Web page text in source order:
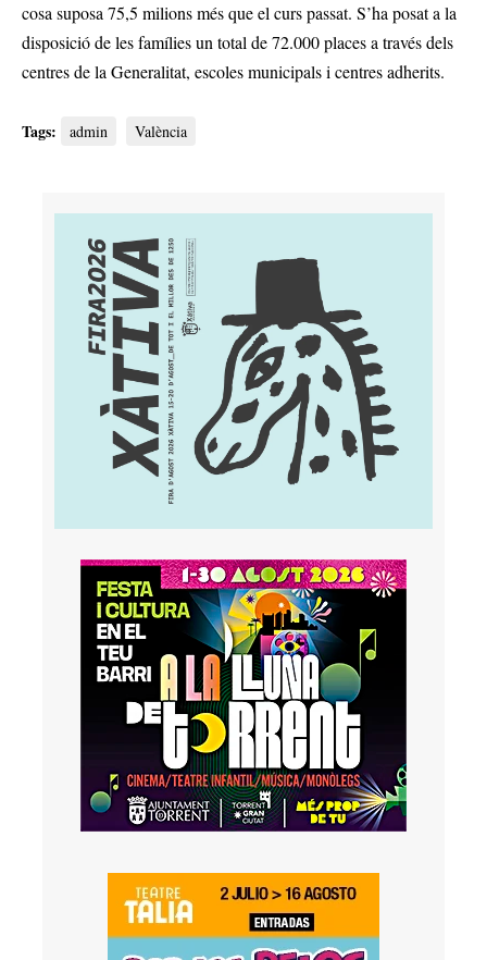
cosa suposa 75,5 milions més que el curs passat. S’ha posat a la
disposició de les famílies un total de 72.000 places a través dels
centres de la Generalitat, escoles municipals i centres adherits.
Tags: admin València